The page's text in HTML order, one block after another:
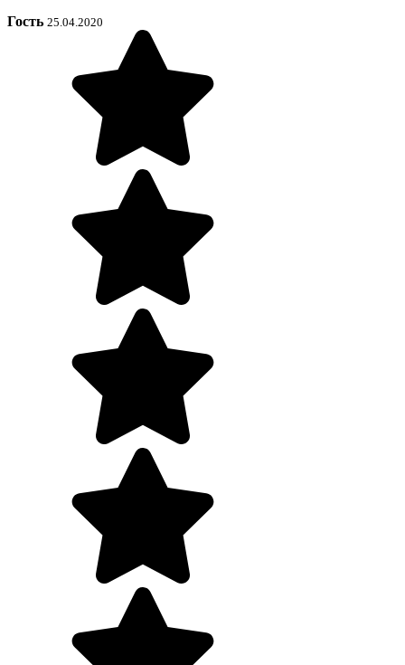
Гость 25.04.2020